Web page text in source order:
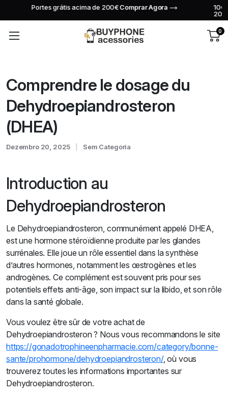
10€ de desconto na tua primeira compra superior a
Comprar
0
Comprendre le dosage du
Dehydroepiandrosteron
(DHEA)
Dezembro 20, 2025 Sem Categoria
Introduction au
Dehydroepiandrosteron
Le Dehydroepiandrosteron, communément appelé DHEA,
est une hormone stéroïdienne produite par les glandes
surrénales. Elle joue un rôle essentiel dans la synthèse
d’autres hormones, notamment les œstrogènes et les
androgènes. Ce complément est souvent pris pour ses
potentiels effets anti-âge, son impact sur la libido, et son rôle
dans la santé globale.
Vous voulez être sûr de votre achat de
Dehydroepiandrosteron ? Nous vous recommandons le site
https://gonadotrophineenpharmacie.com/category/bonne-
sante/prohormone/dehydroepiandrosteron/, où vous
trouverez toutes les informations importantes sur
Dehydroepiandrosteron.